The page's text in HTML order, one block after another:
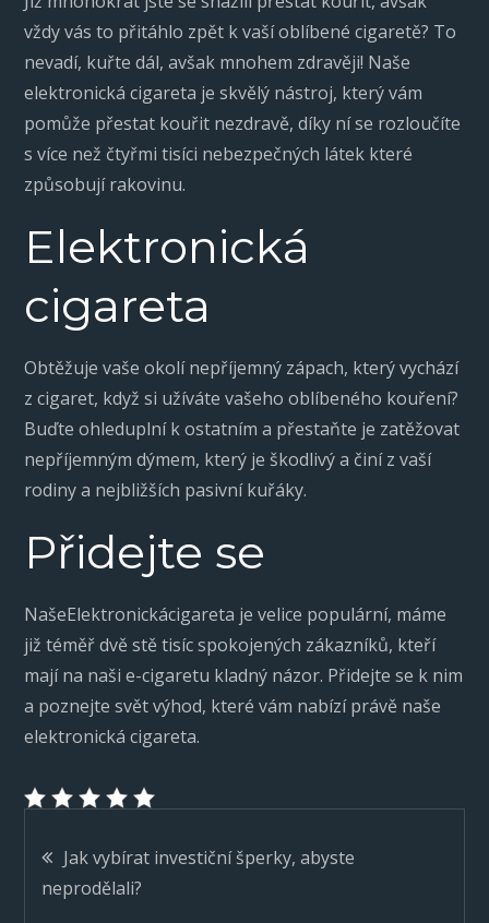
vždy vás to přitáhlo zpět k vaší oblíbené cigaretě? To
nevadí, kuřte dál, avšak mnohem zdravěji! Naše
elektronická cigareta je skvělý nástroj, který vám
pomůže přestat kouřit nezdravě, díky ní se rozloučíte
s více než čtyřmi tisíci nebezpečných látek které
způsobují rakovinu.
Elektronická
cigareta
Obtěžuje vaše okolí nepříjemný zápach, který vychází
z cigaret, když si užíváte vašeho oblíbeného kouření?
Buďte ohleduplní k ostatním a přestaňte je zatěžovat
nepříjemným dýmem, který je škodlivý a činí z vaší
rodiny a nejbližších pasivní kuřáky.
Přidejte se
NašeElektronickácigareta je velice populární, máme
již téměř dvě stě tisíc spokojených zákazníků, kteří
mají na naši e-cigaretu kladný názor. Přidejte se k nim
a poznejte svět výhod, které vám nabízí právě naše
elektronická cigareta.
Navigace
Jak vybírat investiční šperky, abyste
neprodělali?